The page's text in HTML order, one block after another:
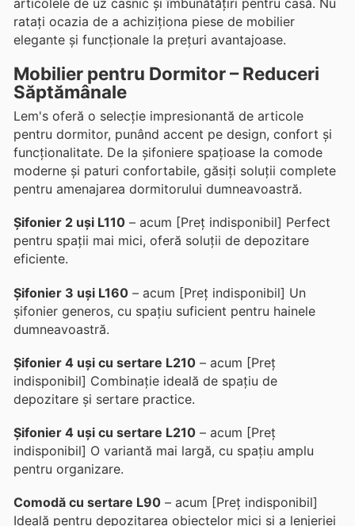
ratați ocazia de a achiziționa piese de mobilier
elegante și funcționale la prețuri avantajoase.
Mobilier pentru Dormitor – Reduceri
Săptămânale
Lem's oferă o selecție impresionantă de articole
pentru dormitor, punând accent pe design, confort și
funcționalitate. De la șifoniere spațioase la comode
moderne și paturi confortabile, găsiți soluții complete
pentru amenajarea dormitorului dumneavoastră.
Șifonier 2 uși L110 – acum [Preț indisponibil] Perfect
pentru spații mai mici, oferă soluții de depozitare
eficiente.
Șifonier 3 uși L160 – acum [Preț indisponibil] Un
șifonier generos, cu spațiu suficient pentru hainele
dumneavoastră.
Șifonier 4 uși cu sertare L210 – acum [Preț
indisponibil] Combinație ideală de spațiu de
depozitare și sertare practice.
Șifonier 4 uși cu sertare L210 – acum [Preț
indisponibil] O variantă mai largă, cu spațiu amplu
pentru organizare.
Comodă cu sertare L90 – acum [Preț indisponibil]
Ideală pentru depozitarea obiectelor mici și a lenjeriei